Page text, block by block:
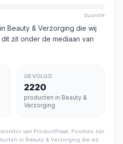
duurste
Beauty & Verzorging die wij
zit onder de mediaan van
GEVOLGD
2220
producten in Beauty &
Verzorging
van ProductPraat. Posities zijn
in Beauty & Verzorging die wij